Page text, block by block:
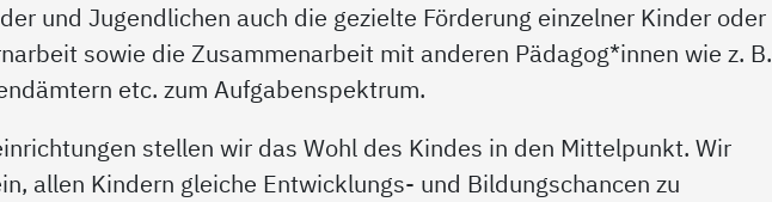
und Jugendlichen auch die gezielte Förderung einzelner Kinder oder
sowie die Zusammenarbeit mit anderen Pädagog*innen wie z. B.
etc. zum Aufgabenspektrum.
stellen wir das Wohl des Kindes in den Mittelpunkt. Wir
allen Kindern gleiche Entwicklungs- und Bildungschancen zu